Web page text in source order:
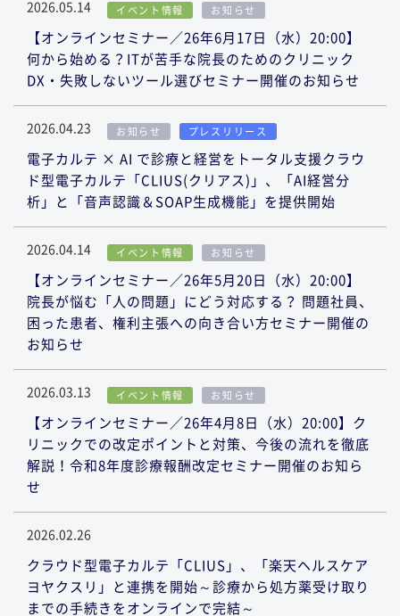
2026.05.14 イベント情報 お知らせ
【オンラインセミナー／26年6月17日（水）20:00】
何から始める？ITが苦手な院長のためのクリニック
DX・失敗しないツール選びセミナー開催のお知らせ
2026.04.23 お知らせ プレスリリース
電子カルテ × AI で診療と経営をトータル支援クラウ
ド型電子カルテ「CLIUS(クリアス)」、「AI経営分
析」と「音声認識＆SOAP生成機能」を提供開始
2026.04.14 イベント情報 お知らせ
【オンラインセミナー／26年5月20日（水）20:00】
院長が悩む「人の問題」にどう対応する？ 問題社員、
困った患者、権利主張への向き合い方セミナー開催の
お知らせ
2026.03.13 イベント情報 お知らせ
【オンラインセミナー／26年4月8日（水）20:00】ク
リニックでの改定ポイントと対策、今後の流れを徹底
解説！令和8年度診療報酬改定セミナー開催のお知ら
せ
2026.02.26
クラウド型電子カルテ「CLIUS」、「楽天ヘルスケア
ヨヤクスリ」と連携を開始～診療から処方薬受け取り
までの手続きをオンラインで完結～